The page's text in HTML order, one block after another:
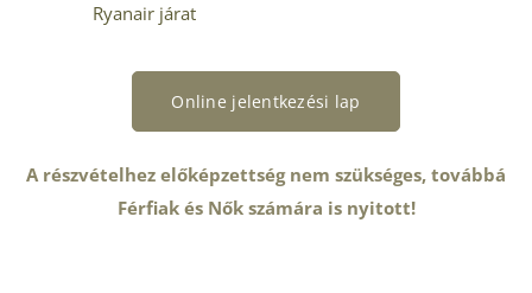
Ryanair járat
Online jelentkezési lap
A részvételhez előképzettség nem szükséges, továbbá
Férfiak és Nők számára is nyitott!